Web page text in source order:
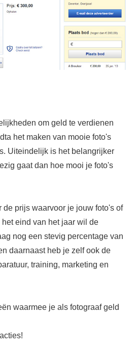
om geld te verdienen
het maken van mooie foto's
Uiteindelijk is het belangrijker
gaat dan hoe mooi je foto's
de prijs waarvoor je jouw foto's of
eind van het jaar wil de
nog een stevig percentage van
daarnaast heb je zelf ook de
training, marketing en
waarmee je als fotograaf geld